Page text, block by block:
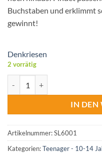
Buchstaben und erklimmt
gewinnt!
Denkriesen
2 vorrätig
IN DEN
Artikelnummer:SL6001
Kategorien:Teenager - 10-14